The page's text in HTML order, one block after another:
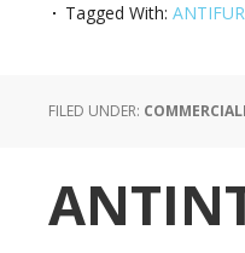
Tagged With:
FILED UNDER: